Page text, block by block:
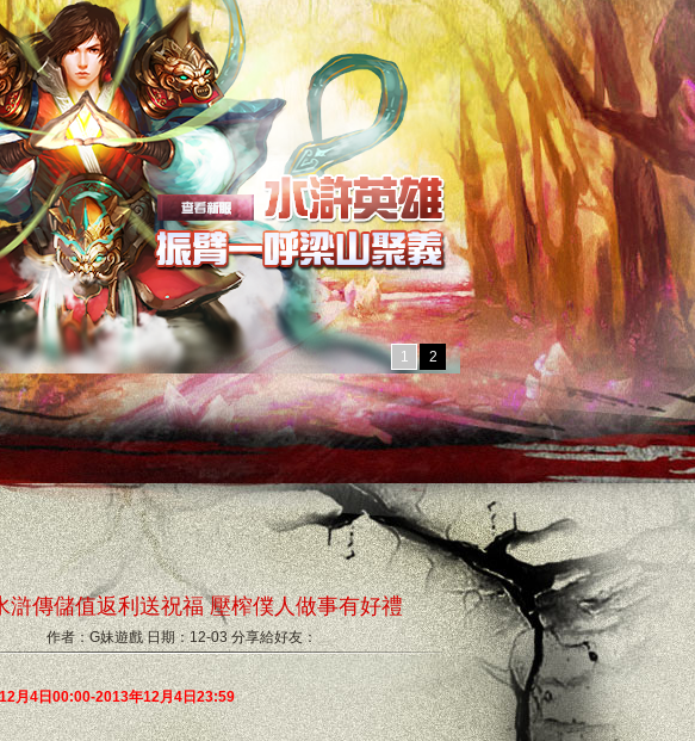
1 2
滸傳儲值返利送祝福 壓榨僕人做事有好禮
作者：G妹遊戲 日期：12-03 分享給好友：
月4日00:00-2013年12月4日23:59